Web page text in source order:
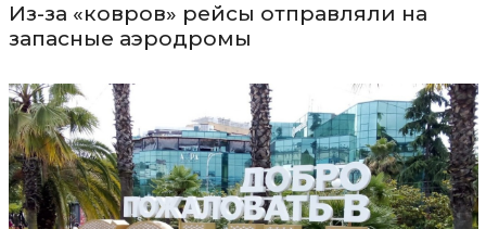
Из-за «ковров» рейсы отправляли на
запасные аэродромы